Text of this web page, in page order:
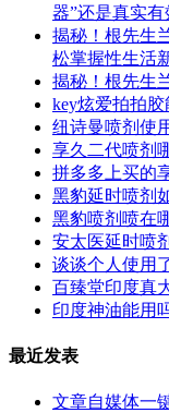
器”还是真实有
揭秘！根先生
松掌握性生活
揭秘！根先生
key炫爱拍拍
纽诗曼喷剂使
享久二代喷剂
拼多多上买的
黑豹延时喷剂
黑豹喷剂喷在
安太医延时喷
谈谈个人使用
百臻堂印度真
印度神油能用
最近发表
文章自媒体一